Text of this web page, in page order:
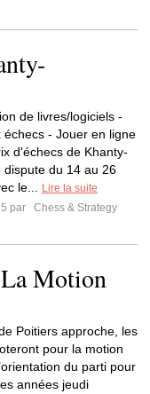
de livres/logiciels -
échecs - Jouer en ligne
d'échecs de Khanty-
dispute du 14 au 26
le...
Lire la suite
par
Chess & Strategy
Motion
Poitiers approche, les
pour la motion
du parti pour
années jeudi